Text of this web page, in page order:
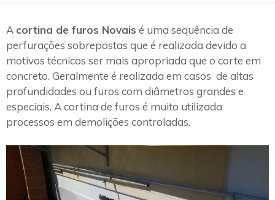
A cortina de furos Novais é uma sequência de
perfurações sobrepostas que é realizada devido a
motivos técnicos ser mais apropriada que o corte em
concreto. Geralmente é realizada em casos de altas
profundidades ou furos com diâmetros grandes e
especiais. A cortina de furos é muito utilizada
processos em demolições controladas.